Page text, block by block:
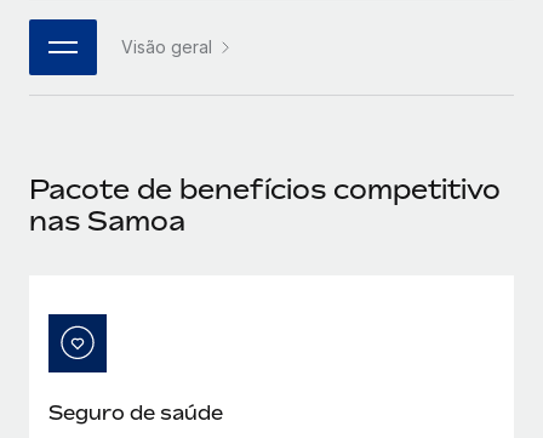
Reverse Tech, partnered with Remote to manage...
Mais informações
한국어
中文（简体）
Visão geral
Pacote de benefícios competitivo
nas Samoa
Seguro de saúde